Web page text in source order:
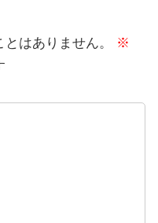
はありません。
※